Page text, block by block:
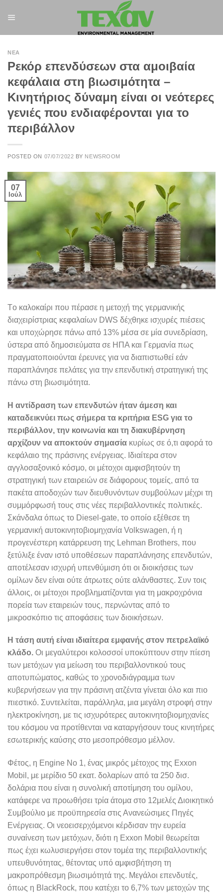
ΝΈΑ
Ρεκόρ επενδύσεων στα αμοιβαία
κεφάλαια στη βιωσιμότητα –
Κινητήριος δύναμη είναι οι νεότερες
γενιές που ενδιαφέρονται για το
περιβάλλον
POSTED ON 07/07/2022 BY NEWSROOM
07
Ιούλ
Tο καλοκαίρι που πέρασε η μετοχή της γερμανικής
διαχειρίστριας κεφαλαίων DWS δέχθηκε ισχυρές πιέσεις
και υποχώρησε πάνω από 13% μέσα σε μία συνεδρίαση,
ύστερα από δημοσιεύματα σε ΗΠΑ και Γερμανία πως
πραγματοποιούνται έρευνες για να διαπιστωθεί εάν
παραπλάνησε πελάτες για την επενδυτική στρατηγική της
πάνω στη βιωσιμότητα.
Η αντίδραση των επενδυτών ήταν άμεση και
καταδεικνύει πως σήμερα τα κριτήρια ESG για το
περιβάλλον, την κοινωνία και τη διακυβέρνηση
αρχίζουν να αποκτούν σημασία κυρίως σε ό,τι αφορά το
κεφάλαιο της πράσινης ενέργειας. Ιδιαίτερα στον
αγγλοσαξονικό κόσμο, οι μέτοχοι αμφισβητούν τη
στρατηγική των εταιρειών σε διάφορους τομείς, από τα
πακέτα αποδοχών των διευθυνόντων συμβούλων μέχρι τη
συμμόρφωσή τους στις νέες περιβαλλοντικές πολιτικές.
Σκάνδαλα όπως το Diesel-gate, το οποίο εξέθεσε τη
γερμανική αυτοκινητοβιομηχανία Volkswagen, ή η
προγενέστερη κατάρρευση της Lehman Brothers, που
ξετύλιξε έναν ιστό υποθέσεων παραπλάνησης επενδυτών,
αποτέλεσαν ισχυρή υπενθύμιση ότι οι διοικήσεις των
ομίλων δεν είναι ούτε άτρωτες ούτε αλάνθαστες. Συν τοις
άλλοις, οι μέτοχοι προβληματίζονται για τη μακροχρόνια
πορεία των εταιρειών τους, περνώντας από το
μικροσκόπιο τις αποφάσεις των διοικήσεων.
Η τάση αυτή είναι ιδιαίτερα εμφανής στον πετρελαϊκό
κλάδο. Οι μεγαλύτεροι κολοσσοί υποκύπτουν στην πίεση
των μετόχων για μείωση του περιβαλλοντικού τους
αποτυπώματος, καθώς το χρονοδιάγραμμα των
κυβερνήσεων για την πράσινη ατζέντα γίνεται όλο και πιο
πιεστικό. Συντελείται, παράλληλα, μια μεγάλη στροφή στην
ηλεκτροκίνηση, με τις ισχυρότερες αυτοκινητοβιομηχανίες
του κόσμου να προτίθενται να καταργήσουν τους κινητήρες
εσωτερικής καύσης στο μεσοπρόθεσμο μέλλον.
Φέτος, η Engine No 1, ένας μικρός μέτοχος της Exxon
Mobil, με μερίδιο 50 εκατ. δολαρίων από τα 250 δισ.
δολάρια που είναι η συνολική αποτίμηση του ομίλου,
κατάφερε να προωθήσει τρία άτομα στο 12μελές Διοικητικό
Συμβούλιο με προϋπηρεσία στις Ανανεώσιμες Πηγές
Ενέργειας. Οι νεοεισερχόμενοι κέρδισαν την ευρεία
συναίνεση των μετόχων, διότι η Exxon Mobil θεωρείται
πως έχει κωλυσιεργήσει στον τομέα της περιβαλλοντικής
υπευθυνότητας, θέτοντας υπό αμφισβήτηση τη
μακροπρόθεσμη βιωσιμότητά της. Μεγάλοι επενδυτές,
όπως η BlackRock, που κατέχει το 6,7% των μετοχών της